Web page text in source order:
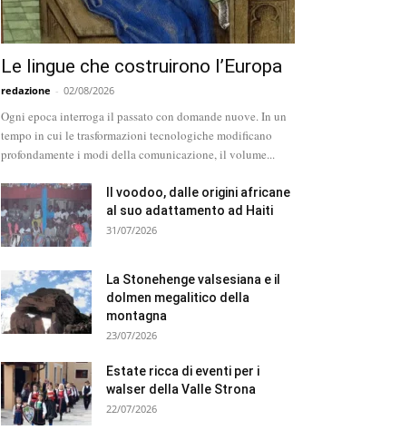
Le lingue che costruirono l’Europa
redazione - 02/08/2026
Ogni epoca interroga il passato con domande nuove. In un
tempo in cui le trasformazioni tecnologiche modificano
profondamente i modi della comunicazione, il volume...
Il voodoo, dalle origini africane
al suo adattamento ad Haiti
31/07/2026
La Stonehenge valsesiana e il
dolmen megalitico della
montagna
23/07/2026
Estate ricca di eventi per i
walser della Valle Strona
22/07/2026